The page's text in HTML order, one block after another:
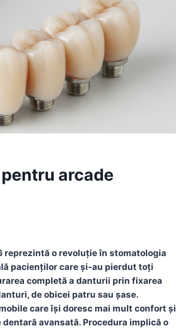
arcade
o revoluție în stomatologia
pacienților care și-au pierdut toți
completă a danturii prin fixarea
de obicei patru sau șase.
care își doresc mai mult confort și
avansată. Procedura implică o